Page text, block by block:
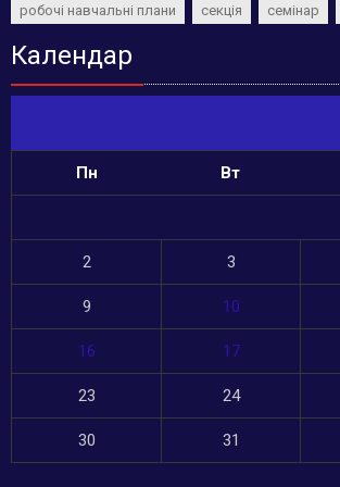
робочі навчальні плани секція семінар
Календар
Пн Вт
2 3
9 10
16 17
23 24
30 31